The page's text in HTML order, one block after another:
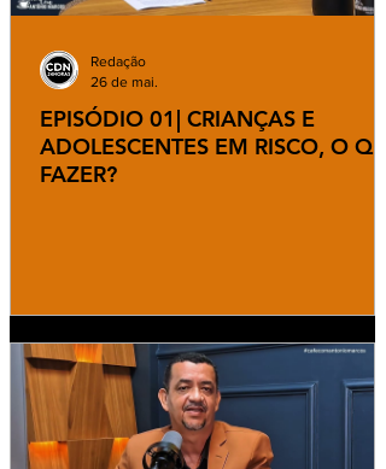
EPISÓDIO 01| CRIANÇAS E
ADOLESCENTES EM RISCO, O
FAZER?
Redação
26 de mai.